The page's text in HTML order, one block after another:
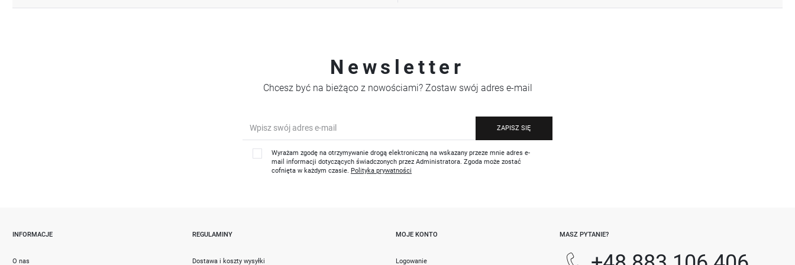
Newsletter
Chcesz być na bieżąco z nowościami? Zostaw swój adres e-mail
ZAPISZ SIĘ
Wyrażam zgodę na otrzymywanie drogą elektroniczną na wskazany przeze mnie adres e-
mail informacji dotyczących świadczonych przez Administratora. Zgoda może zostać
cofnięta w każdym czasie. Polityka prywatności
INFORMACJE
O nas
REGULAMINY
Dostawa i koszty wysyłki
MOJE KONTO
Logowanie
MASZ PYTANIE?